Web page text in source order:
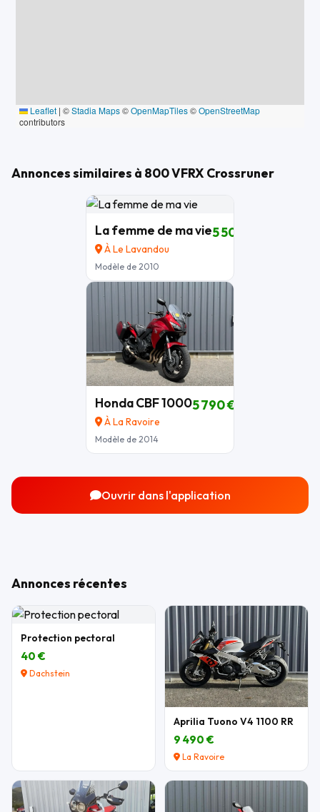
Leaflet | ©Stadia Maps©OpenMapTiles©OpenStreetMap
contributors
Annonces similaires à 800 VFRX Crossruner
La femme de ma vie
À Le Lavandou
Modèle de 2010
5 500 €
Honda CBF 1000
À La Ravoire
Modèle de 2014
5 790 €
Ouvrir dans l'application
Annonces récentes
Protection pectoral
40 €
Dachstein
Aprilia Tuono V4 1100 RR
9 490 €
La Ravoire